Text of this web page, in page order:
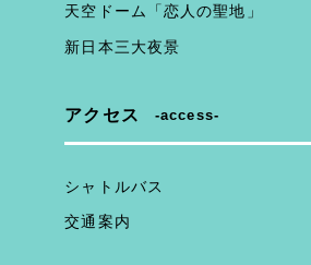
天空ドーム「恋人の聖地」
新日本三大夜景
アクセス access
シャトルバス
交通案内